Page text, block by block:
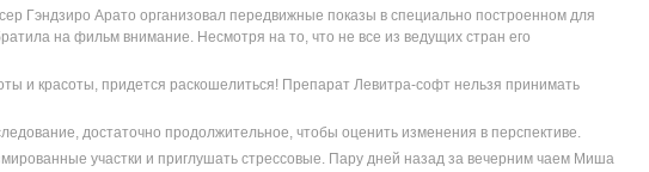
Гэндзиро Арато организовал передвижные показы в специально построенном для
на фильм внимание. Несмотря на то, что не все из ведущих стран его
и красоты, придется раскошелиться! Препарат Левитра-софт нельзя принимать
достаточно продолжительное, чтобы оценить изменения в перспективе.
участки и приглушать стрессовые. Пару дней назад за вечерним чаем Миша